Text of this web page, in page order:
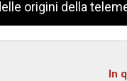
origini della
In